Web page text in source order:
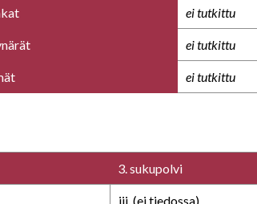
ei tutkittu
ei tutkittu
ei tutkittu
3. sukupolvi
iii. (ei tiedossa)